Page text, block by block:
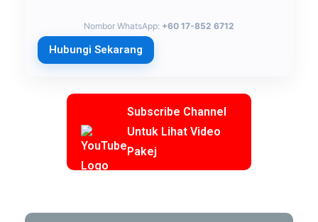
Nombor WhatsApp: +60 17-852 6712
Hubungi Sekarang
Subscribe Channel
Untuk Lihat Video
Pakej